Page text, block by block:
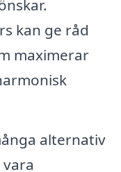
kan ge råd
maximerar
alternativ